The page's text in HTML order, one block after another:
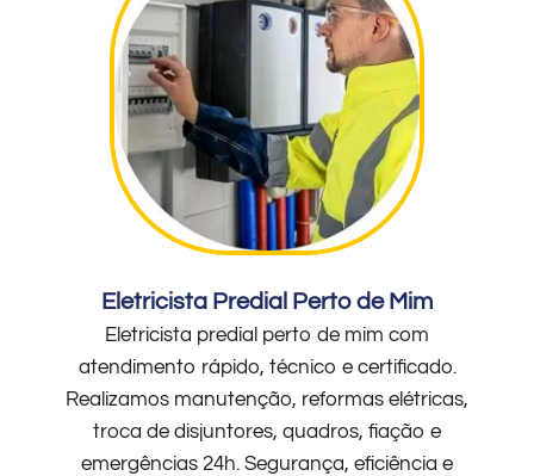
Eletricista Predial Perto de Mim
Eletricista predial perto de mim com
atendimento rápido, técnico e certificado.
Realizamos manutenção, reformas elétricas,
troca de disjuntores, quadros, fiação e
emergências 24h. Segurança, eficiência e